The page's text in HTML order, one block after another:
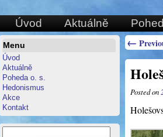
Úvod Aktuálně
Menu
Úvod
Aktuálně
Poheda o. s.
Hedonismus
Akce
Kontakt
←
Posted on